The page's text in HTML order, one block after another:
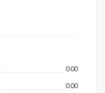
0.00
0.00